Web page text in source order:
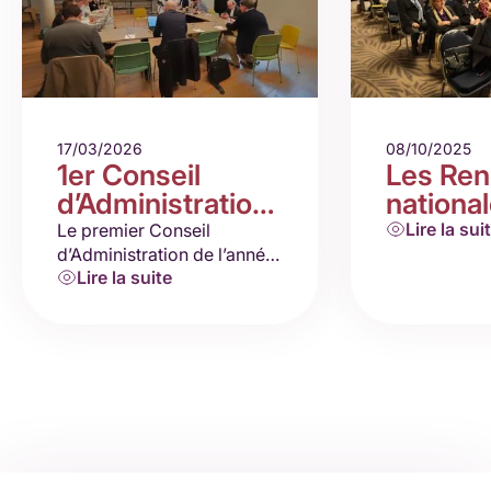
17/03/2026
1er Conseil
d’Administration
2026
Le premier Conseil
d’Administration de l’année
s’est réuni en mars à Paris,
Lire la suite
08/10/2025
Les
– Le
Lire la